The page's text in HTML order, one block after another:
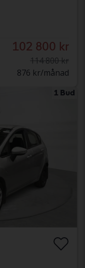
102 800 kr
114 800 kr
876 kr/månad
1 Bud